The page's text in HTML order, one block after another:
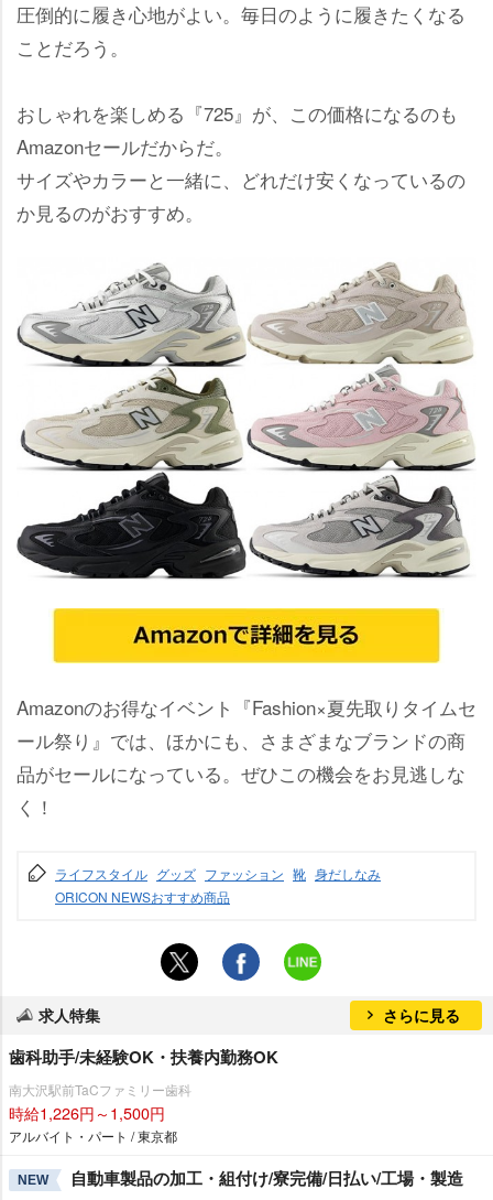
圧倒的に履き心地がよい。毎日のように履きたくなる
ことだろう。
おしゃれを楽しめる『725』が、この価格になるのも
Amazonセールだからだ。
サイズやカラーと一緒に、どれだけ安くなっているの
か見るのがおすすめ。
Amazonのお得なイベント『Fashion×夏先取りタイムセ
ール祭り』では、ほかにも、さまざまなブランドの商
品がセールになっている。ぜひこの機会をお見逃しな
く！
ライフスタイル グッズ ファッション 靴 身だしなみ
ORICON NEWSおすすめ商品
求人特集 さらに見る
歯科助手/未経験OK・扶養内勤務OK
南大沢駅前TaCファミリー歯科
時給1,226円～1,500円
アルバイト・パート / 東京都
NEW 自動車製品の加工・組付け/寮完備/日払い/工場・製造